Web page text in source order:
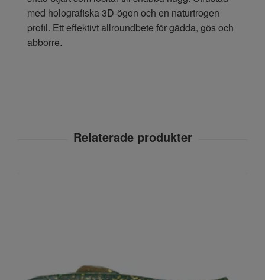
med holografiska 3D-ögon och en naturtrogen
profil. Ett effektivt allroundbete för gädda, gös och
abborre.